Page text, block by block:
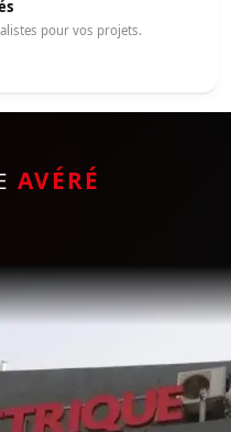
pour vos projets.
AVÉRÉ